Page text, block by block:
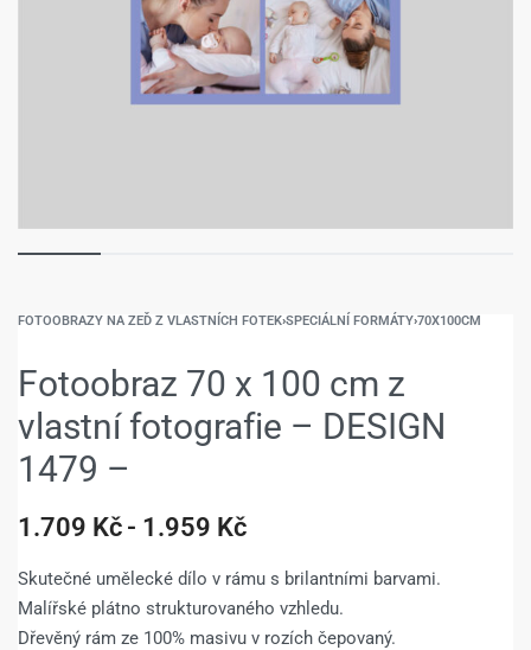
FOTOOBRAZY NA ZEĎ Z VLASTNÍCH FOTEK›SPECIÁLNÍ FORMÁTY›70X100CM
Fotoobraz 70 x 100 cm z
vlastní fotografie – DESIGN
1479 –
1.709 Kč 1.959 Kč
Skutečné umělecké dílo v rámu s brilantními barvami.
Malířské plátno strukturovaného vzhledu.
Dřevěný rám ze 100% masivu v rozích čepovaný.